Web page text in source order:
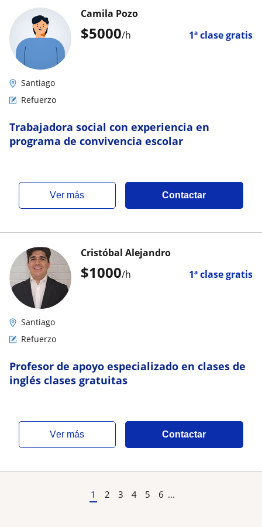
$5000/h 1ª clase gratis
Camila Pozo
Santiago
Refuerzo
Trabajadora social con experiencia en
programa de convivencia escolar
ver más Contactar
$1000/h 1ª clase gratis
Cristóbal Alejandro
Santiago
Refuerzo
Profesor de apoyo especializado en clases de
inglés clases gratuitas
ver más Contactar
1 2 3 4 5 6 ...